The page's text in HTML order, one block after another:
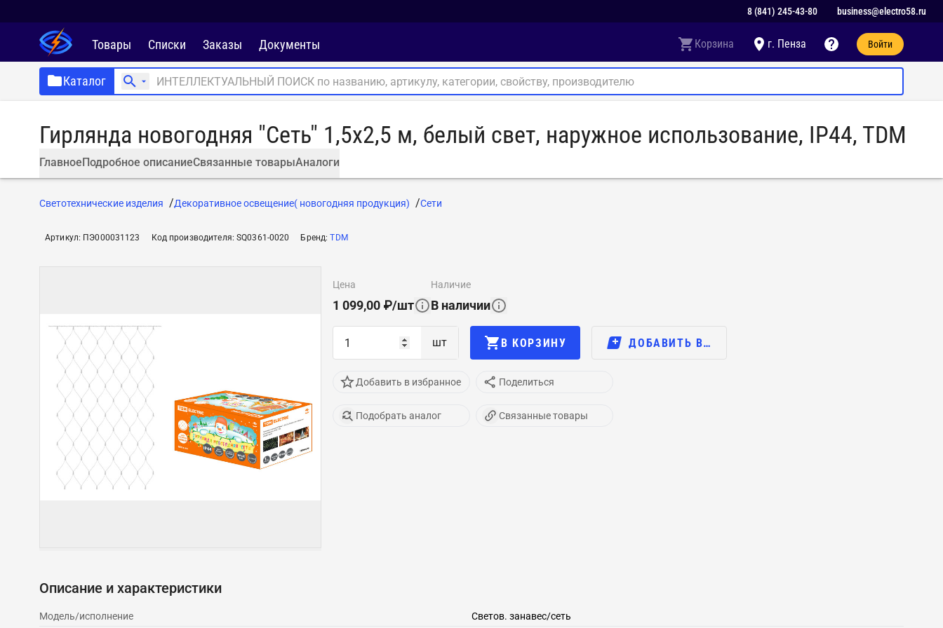
8 (841) 245-43-80 business@electro58.ru
Товары Списки Заказы Документы Корзина г. Пенза Войти
Каталог
Гирлянда новогодняя "Сеть" 1,5х2,5 м, белый свет, наружное использование, IP44, TDM
ГлавноеПодробное описаниеСвязанные товарыАналоги
Светотехнические изделия Декоративное освещение( новогодняя продукция) Сети
Артикул: ПЭ000031123 Код производителя:SQ0361-0020 Бренд:TDM
цена
1 099,00 ₽/шт
наличие
В наличии
шт В КОРЗИНУ ДОБАВИТЬ В…
Добавить в избранное Поделиться
Подобрать аналог Связанные товары
Описание и характеристики
Модель/исполнение Светов. занавес/сеть